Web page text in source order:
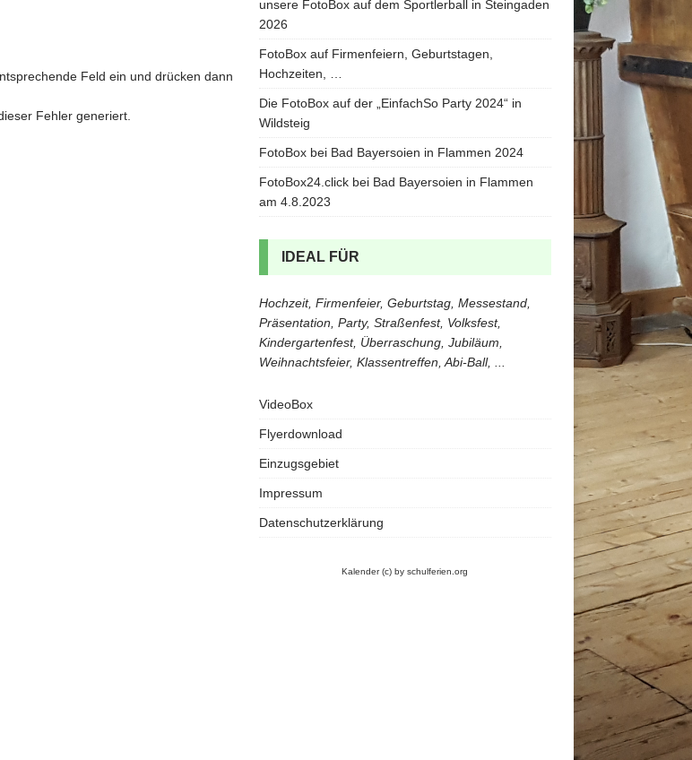
Feld ein und drücken dann
Fehler generiert.
unsere FotoBox auf dem Sportlerball in Steingaden
2026
FotoBox auf Firmenfeiern, Geburtstagen,
Hochzeiten, …
Die FotoBox auf der „EinfachSo Party 2024“ in
Wildsteig
FotoBox bei Bad Bayersoien in Flammen 2024
FotoBox24.click bei Bad Bayersoien in Flammen
am 4.8.2023
IDEAL FÜR
Hochzeit, Firmenfeier, Geburtstag, Messestand,
Präsentation, Party, Straßenfest, Volksfest,
Kindergartenfest, Überraschung, Jubiläum,
Weihnachtsfeier, Klassentreffen, Abi-Ball, ...
VideoBox
Flyerdownload
Einzugsgebiet
Impressum
Datenschutzerklärung
Kalender(c) by schulferien.org